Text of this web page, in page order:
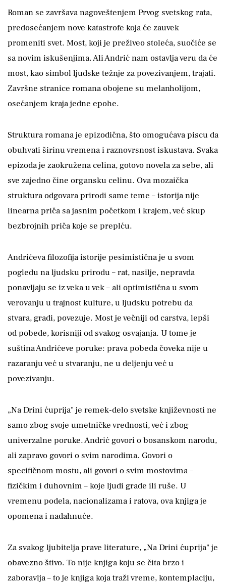
Roman se završava nagoveštenjem Prvog svetskog rata,
predosećanjem nove katastrofe koja će zauvek
promeniti svet. Most, koji je preživeo stoleća, suočiće se
sa novim iskušenjima. Ali Andrić nam ostavlja veru da će
most, kao simbol ljudske težnje za povezivanjem, trajati.
Završne stranice romana obojene su melanholijom,
osećanjem kraja jedne epohe.
Struktura romana je epizodična, što omogućava piscu da
obuhvati širinu vremena i raznovrsnost iskustava. Svaka
epizoda je zaokružena celina, gotovo novela za sebe, ali
sve zajedno čine organsku celinu. Ova mozaička
struktura odgovara prirodi same teme – istorija nije
linearna priča sa jasnim početkom i krajem, već skup
bezbrojnih priča koje se preplću.
Andrićeva filozofija istorije pesimistična je u svom
pogledu na ljudsku prirodu – rat, nasilje, nepravda
ponavljaju se iz veka u vek – ali optimistična u svom
verovanju u trajnost kulture, u ljudsku potrebu da
stvara, gradi, povezuje. Most je večniji od carstva, lepši
od pobede, korisniji od svakog osvajanja. U tome je
suština Andrićeve poruke: prava pobeda čoveka nije u
razaranju već u stvaranju, ne u deljenju već u
povezivanju.
„Na Drini ćuprija" je remek-delo svetske književnosti ne
samo zbog svoje umetničke vrednosti, već i zbog
univerzalne poruke. Andrić govori o bosanskom narodu,
ali zapravo govori o svim narodima. Govori o
specifičnom mostu, ali govori o svim mostovima –
fizičkim i duhovnim – koje ljudi grade ili ruše. U
vremenu podela, nacionalizama i ratova, ova knjiga je
opomena i nadahnuće.
Za svakog ljubitelja prave literature, „Na Drini ćuprija" je
obavezno štivo. To nije knjiga koju se čita brzo i
zaboravlja – to je knjiga koja traži vreme, kontemplaciju,